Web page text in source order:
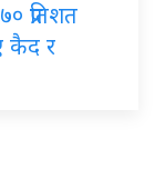
प्रतिशत
कैद र